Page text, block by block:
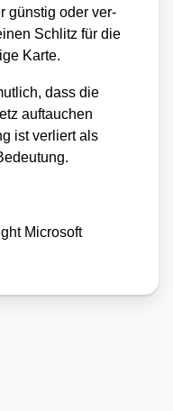
güns­tig oder ver­
Schlitz für die
Kar­te.
dass die
auf­tau­chen
ist ver­liert als
Micro­soft